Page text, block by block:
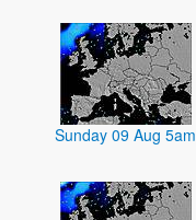
Sunday 09 Aug 5am